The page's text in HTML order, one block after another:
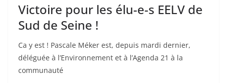
Victoire pour les élu-e-s EELV de
Sud de Seine !
Ca y est ! Pascale Méker est, depuis mardi dernier,
déléguée à l’Environnement et à l’Agenda 21 à la
communauté